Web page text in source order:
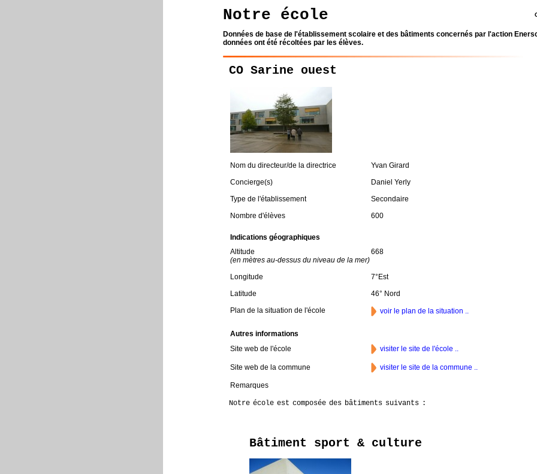
Notre école
Données de base de l'établissement scolaire et des bâtiments concernés par l'action
données ont été récoltées par les élèves.
CO Sarine ouest
Nom du directeur/de la directrice
Yvan Girard
Concierge(s)
Daniel Yerly
Type de l'établissement
Secondaire
Nombre d'élèves
600
Indications géographiques
Altitude
(en mètres au-dessus du niveau de la mer)
668
Longitude
7°Est
Latitude
46° Nord
Plan de la situation de l'école
voir le plan de la situation ..
Autres informations
Site web de l'école
visiter le site de l'école ..
Site web de la commune visiter le site de la commune ..
Remarques
Notre école est composée des bâtiments suivants :
Bâtiment sport & culture